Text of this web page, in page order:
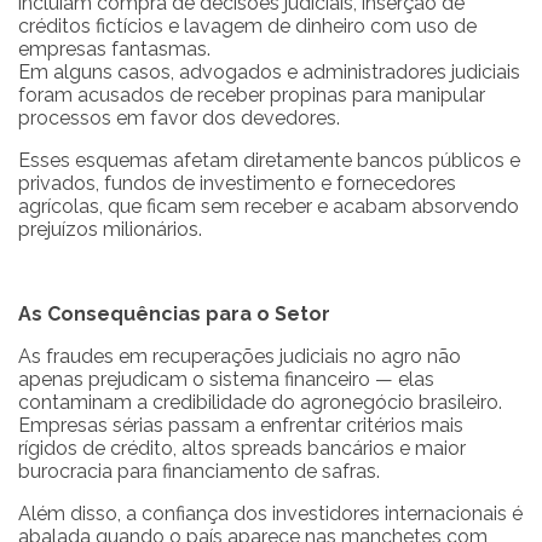
créditos fictícios e lavagem de dinheiro com uso de
empresas fantasmas.
Em alguns casos, advogados e administradores judiciais
foram acusados de receber propinas para manipular
processos em favor dos devedores.
Esses esquemas afetam diretamente bancos públicos e
privados, fundos de investimento e fornecedores
agrícolas, que ficam sem receber e acabam absorvendo
prejuízos milionários.
As Consequências para o Setor
As fraudes em recuperações judiciais no agro não
apenas prejudicam o sistema financeiro — elas
contaminam a credibilidade do agronegócio brasileiro.
Empresas sérias passam a enfrentar critérios mais
rígidos de crédito, altos spreads bancários e maior
burocracia para financiamento de safras.
Além disso, a confiança dos investidores internacionais é
abalada quando o país aparece nas manchetes com